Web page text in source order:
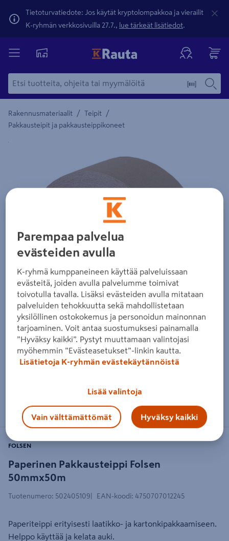
Tietoturvatiedote: Jos käytät kryptolompakkoa ja vierailit
K-ryhmän verkkosivuilla 27.7., lue tärkeät lisätiedot.
Rakennusmateriaalit / Teipit /
Pakkausteipit ja pakkausteippikoneet
Yksityiskohtainen kuvaus löytyy Tuotteen kuvaus -
Zoomaa kuvaa sormilla kosketusnäytöllä
Paperinen Pakkausteippi Folsen
50mmx50m
FOLSEN
Tuotenumero: 502405109 EAN-koodi: 4750707012245
Paperiteippi erityisesti laatikko- ja kartonkipakkaamiseen.
Helppo käyttää ja kelata auki.
Parempaa palvelua
evästeiden avulla
K-ryhmä kumppaneineen käyttää palveluissaan
evästeitä, joiden avulla palvelumme toimivat
toivotulla tavalla. Lisäksi evästeiden avulla mitataan
palveluiden tehokkuutta sekä mahdollistetaan
yksilöllinen ostokokemus ja personoidun mainonnan
tarjoaminen. Voit antaa suostumuksesi painamalla
”Hyväksy kaikki”. Pystyt muuttamaan valintojasi
myöhemmin ”Evästeasetukset”-linkin kautta.
Lisätietoja K-ryhmän evästekäytännöistä
Lisää valintoja
Vain välttämättömät Hyväksy kaikki